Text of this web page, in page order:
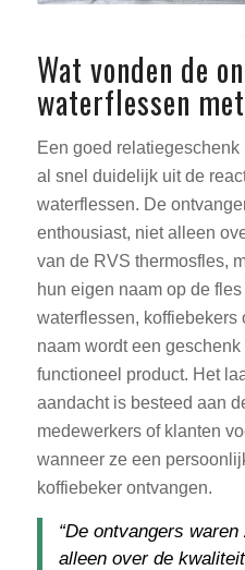
Wat vonden de
waterflessen
Een goed relatiegeschenk
al snel duidelijk uit de
waterflessen. De
enthousiast, niet alleen
van de RVS thermosfles,
hun eigen naam op de
waterflessen, koffiebekers
naam wordt een
functioneel product. Het
aandacht is besteed aan
medewerkers of klanten
wanneer ze een
koffiebeker ontvangen.
“De ontvangers
alleen over de